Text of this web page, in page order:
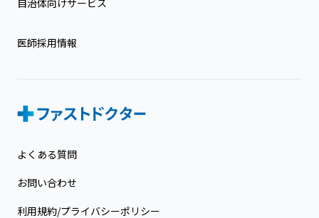
自治体向けサービス
医師採用情報
よくある質問
お問い合わせ
利用規約/プライバシーポリシー